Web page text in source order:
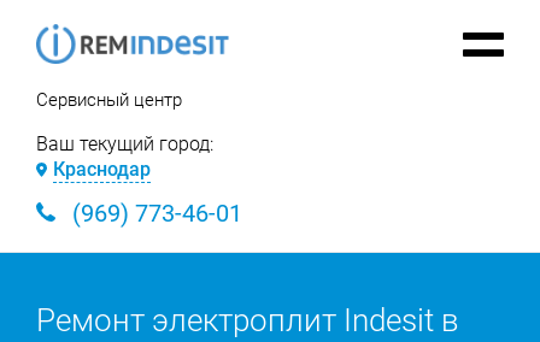
Сервисный центр
Ваш текущий город:
Краснодар
(969) 773-46-01
Ремонт электроплит Indesit в